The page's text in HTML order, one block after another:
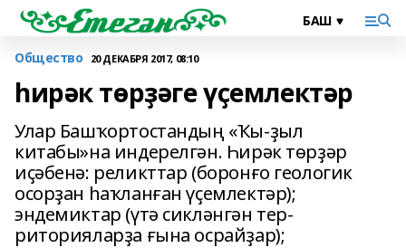
Общество 20 ДЕКАБРЯ 2017, 08:10
һирәк төрҙәге үҫемлектәр
Улар Башҡортостандың «Ҡы-ҙыл
китабы­»на индерелгән. Һирәк төрҙәр
иҫәбенә: реликт­тар (боронғо геологик
осорҙан һаҡланған үҫемлектәр);
эндемиктар (үтә сикләнгән тер­
риторияларҙа ғына осрайҙар);